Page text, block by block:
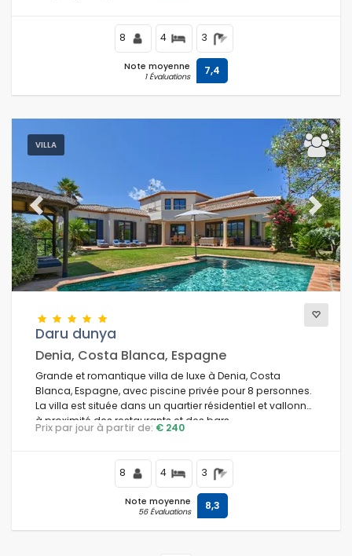
8 4 3
Note moyenne
1 Évaluations 7,4
VILLA
Previous Next
Daru dunya
Denia, Costa Blanca, Espagne
Grande et romantique villa de luxe à Denia, Costa
Blanca, Espagne, avec piscine privée pour 8 personnes.
La villa est située dans un quartier résidentiel et vallonné,
à proximité des restaurants et des bars.
Prix par jour à partir de: € 240
8 4 3
Note moyenne
56 Évaluations 8,3